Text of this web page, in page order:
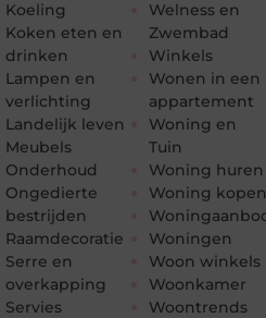
Koeling
Koken eten en
drinken
Lampen en
verlichting
Landelijk leven
Meubels
Onderhoud
Ongedierte
bestrijden
Raamdecoratie
Serre en
overkapping
Servies
Welness en
Zwembad
Winkels
Wonen in een
appartement
Woning en
Tuin
Woning huren
Woning
Woningen
Woon winkels
Woonkamer
Woontrends